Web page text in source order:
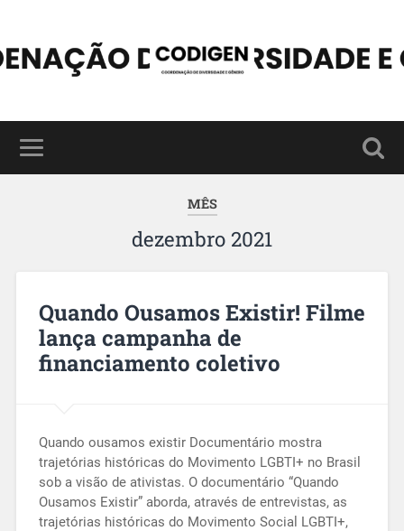
MÊS
dezembro 2021
Quando Ousamos Existir! Filme
lança campanha de
financiamento coletivo
Quando ousamos existir Documentário mostra
trajetórias históricas do Movimento LGBTI+ no Brasil
sob a visão de ativistas. O documentário “Quando
Ousamos Existir” aborda, através de entrevistas, as
trajetórias históricas do Movimento Social LGBTI+,